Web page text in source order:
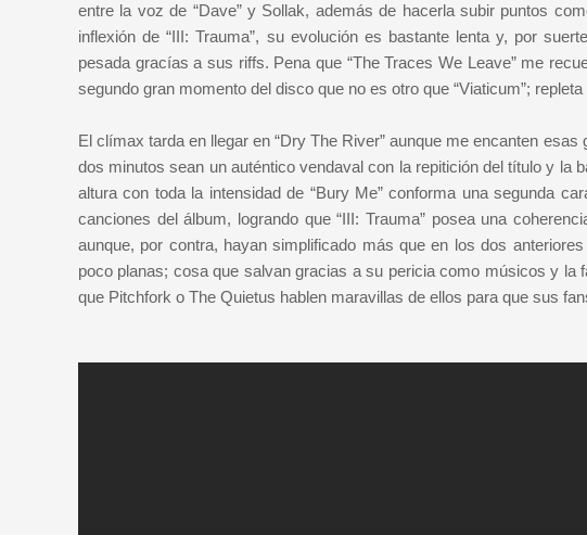
entre la voz de “Dave” y Sollak, además de hacerla subir puntos
inflexión de “III: Trauma”, su evolución es bastante lenta y, por
pesada gracías a sus riffs. Pena que “The Traces We Leave” me
segundo gran momento del disco que no es otro que “Viaticum”;
El clímax tarda en llegar en “Dry The River” aunque me encanten
dos minutos sean un auténtico vendaval con la repitición del título y la
altura con toda la intensidad de “Bury Me” conforma una segunda
canciones del álbum, logrando que “III: Trauma” posea una
aunque, por contra, hayan simplificado más que en los dos
poco planas; cosa que salvan gracias a su pericia como músicos y la
que Pitchfork o The Quietus hablen maravillas de ellos para que sus